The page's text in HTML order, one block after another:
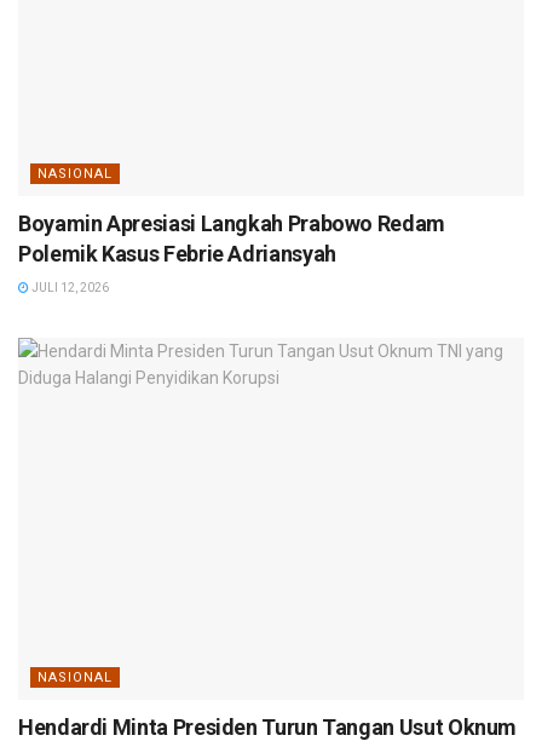
NASIONAL
Boyamin Apresiasi Langkah Prabowo Redam
Polemik Kasus Febrie Adriansyah
JULI 12, 2026
NASIONAL
Hendardi Minta Presiden Turun Tangan Usut Oknum